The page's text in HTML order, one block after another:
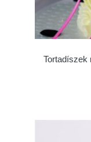
Tortadíszek